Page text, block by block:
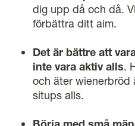
dig upp då och då.
förbättra ditt aim.
Det är bättre att
inte vara aktiv alls.
och äter wienerbröd
situps alls.